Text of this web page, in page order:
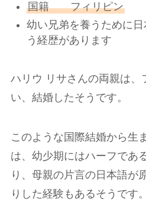
国籍 フィリピン
幼い兄弟を養うために
う経歴があります
ハリウ リサさんの両親は、
い、結婚したそうです。
このような国際結婚から生
は、幼少期にはハーフであ
り、母親の片言の日本語が
りした経験もあるそうです。